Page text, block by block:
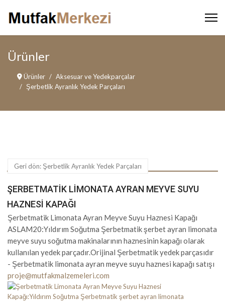
Ürünler
Ürünler
Aksesuar ve Yedekparçalar
Şerbetlik Ayranlık Yedek Parçaları
Geri dön: Şerbetlik Ayranlık Yedek Parçaları
ŞERBETMATIK LIMONATA AYRAN MEYVE SUYU
HAZNESI KAPAĞI
Şerbetmatik Limonata Ayran Meyve Suyu Haznesi Kapağı
ASLAM20:Yıldırım Soğutma Şerbetmatik şerbet ayran limonata
meyve suyu soğutma makinalarının haznesinin kapağı olarak
kullanılan yedek parçadır.Orijinal Şerbetmatik yedek parçasıdır
- Şerbetmatik limonata ayran meyve suyu haznesi kapağı satışı
proje@mutfakmalzemeleri.com